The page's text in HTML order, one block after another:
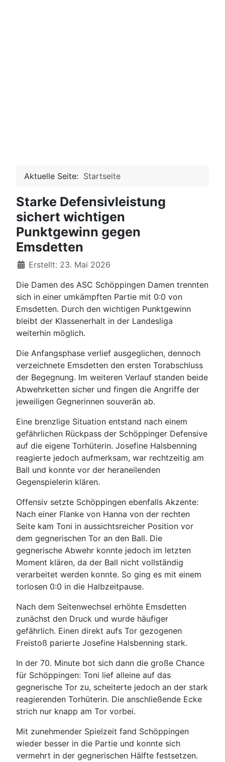
Aktuelle Seite: Startseite
Starke Defensivleistung
sichert wichtigen
Punktgewinn gegen
Emsdetten
DetailsErstellt: 23. Mai 2026
Die Damen des ASC Schöppingen Damen trennten
sich in einer umkämpften Partie mit 0:0 von
Emsdetten. Durch den wichtigen Punktgewinn
bleibt der Klassenerhalt in der Landesliga
weiterhin möglich.
Die Anfangsphase verlief ausgeglichen, dennoch
verzeichnete Emsdetten den ersten Torabschluss
der Begegnung. Im weiteren Verlauf standen beide
Abwehrketten sicher und fingen die Angriffe der
jeweiligen Gegnerinnen souverän ab.
Eine brenzlige Situation entstand nach einem
gefährlichen Rückpass der Schöppinger Defensive
auf die eigene Torhüterin. Josefine Halsbenning
reagierte jedoch aufmerksam, war rechtzeitig am
Ball und konnte vor der heraneilenden
Gegenspielerin klären.
Offensiv setzte Schöppingen ebenfalls Akzente:
Nach einer Flanke von Hanna von der rechten
Seite kam Toni in aussichtsreicher Position vor
dem gegnerischen Tor an den Ball. Die
gegnerische Abwehr konnte jedoch im letzten
Moment klären, da der Ball nicht vollständig
verarbeitet werden konnte. So ging es mit einem
torlosen 0:0 in die Halbzeitpause.
Nach dem Seitenwechsel erhöhte Emsdetten
zunächst den Druck und wurde häufiger
gefährlich. Einen direkt aufs Tor gezogenen
Freistoß parierte Josefine Halsbenning stark.
In der 70. Minute bot sich dann die große Chance
für Schöppingen: Toni lief alleine auf das
gegnerische Tor zu, scheiterte jedoch an der stark
reagierenden Torhüterin. Die anschließende Ecke
strich nur knapp am Tor vorbei.
Mit zunehmender Spielzeit fand Schöppingen
wieder besser in die Partie und konnte sich
vermehrt in der gegnerischen Hälfte festsetzen.